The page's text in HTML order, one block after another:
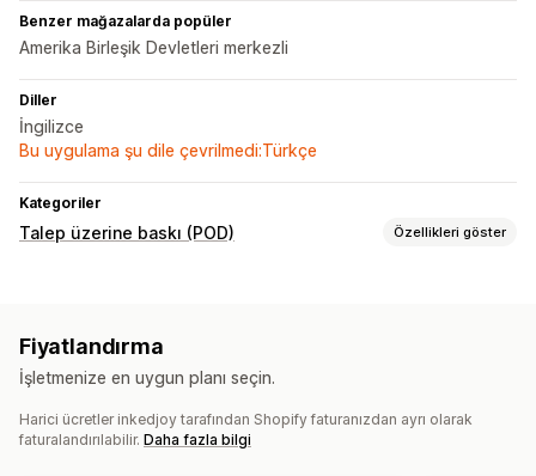
Benzer mağazalarda popüler
Amerika Birleşik Devletleri merkezli
Diller
İngilizce
Bu uygulama şu dile çevrilmedi:Türkçe
Kategoriler
Talep üzerine baskı (POD) Özellikleri göster
Model oluşturucu
Özel şablonlar
Ürünler
Fiyatlandırma
İşletmenize en uygun planı seçin.
Harici ücretler inkedjoy tarafından Shopify faturanızdan ayrı olarak
faturalandırılabilir. Daha fazla bilgi